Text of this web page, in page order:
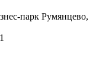
парк Румянцево,